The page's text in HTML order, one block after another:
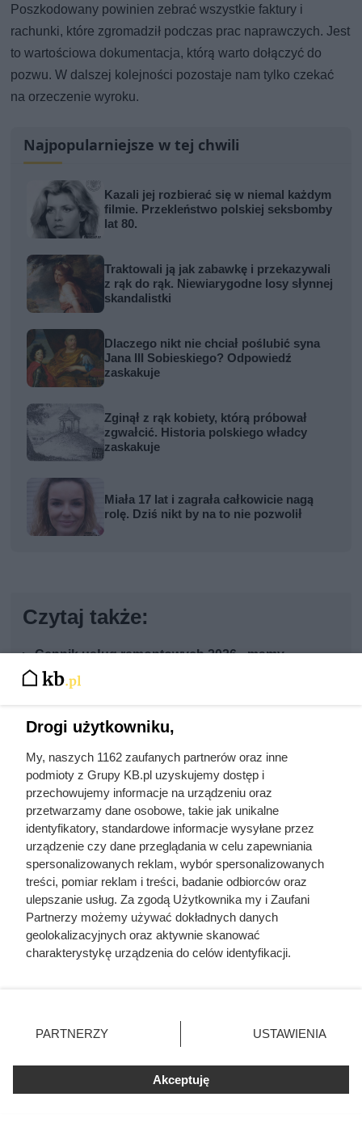
Poszkodowany powinien zebrać wszystkie faktury i
rachunki, które zgromadził podczas prac naprawczych. Jest
to wartościowa dokumentacja, którą warto dołączyć do
pozwu. W dalszej kolejności pozostaje nam tylko czekać
na orzeczenie wyroku.
Najpopularniejsze w tej chwili
Kazali jej rozbierać się w niemal każdym
filmie. Przekleństwo polskiej seksbomby
lat 80.
Traktowali ją jak zabawkę i przekazywali
z rąk do rąk. Niewiarygodne losy słynnej
skandalistki
Dlaczego nikt nie chciał poślubić syna
Jana III Sobieskiego? Odpowiedź
zaskakuje
Zginął z rąk kobiety, którą próbował
zgwałcić. Historia polskiego władcy
zaskakuje
Miała 17 lat i zagrała całkowicie nagą
rolę. Dziś nikt by na to nie pozwolił
Czytaj także:
Cennik usług remontowych 2026 - mamy
najświeższe ceny
Cennik gładzi gipsowej i szpachlowania ścian w
całej Polsce
Cennik usług budowlanych 2026: szczegółowe
ceny prac
Cennik usług glazurniczych 2026 w całej Polsce
Cennik malowania elewacji - materiał i robocizna
Cennik ścianek działowych z płyt g-k i suchej
zabudowy
Drogi użytkowniku,
My, naszych 1162 zaufanych partnerów oraz inne
podmioty z Grupy KB.pl uzyskujemy dostęp i
przechowujemy informacje na urządzeniu oraz
przetwarzamy dane osobowe, takie jak unikalne
identyfikatory, standardowe informacje wysyłane przez
urządzenie czy dane przeglądania w celu zapewniania
spersonalizowanych reklam, wybór spersonalizowanych
treści, pomiar reklam i treści, badanie odbiorców oraz
ulepszanie usług. Za zgodą Użytkownika my i Zaufani
Partnerzy możemy używać dokładnych danych
geolokalizacyjnych oraz aktywnie skanować
charakterystykę urządzenia do celów identyfikacji.
zmienić/wycofać klikając przycisk ustawień prywatności
znajdujący się w lewym dolnym rogu strony. Niektóre
użytkownika, ale masz prawo sprzeciwić się takiemu
przetwarzaniu. Preferencje będą miały zastosowania tylko
PARTNERZY USTAWIENIA
Akceptuję